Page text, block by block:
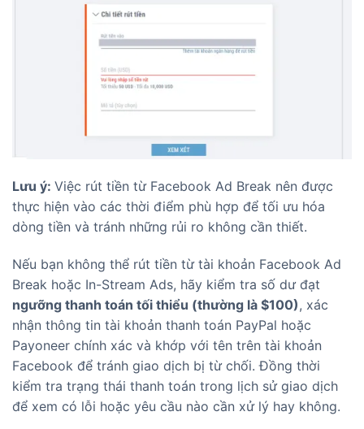
Lưu ý: Việc rút tiền từ Facebook Ad Break nên được
thực hiện vào các thời điểm phù hợp để tối ưu hóa
dòng tiền và tránh những rủi ro không cần thiết.
Nếu bạn không thể rút tiền từ tài khoản Facebook Ad
Break hoặc In-Stream Ads, hãy kiểm tra số dư đạt
ngưỡng thanh toán tối thiểu (thường là $100), xác
nhận thông tin tài khoản thanh toán PayPal hoặc
Payoneer chính xác và khớp với tên trên tài khoản
Facebook để tránh giao dịch bị từ chối. Đồng thời
kiểm tra trạng thái thanh toán trong lịch sử giao dịch
để xem có lỗi hoặc yêu cầu nào cần xử lý hay không.